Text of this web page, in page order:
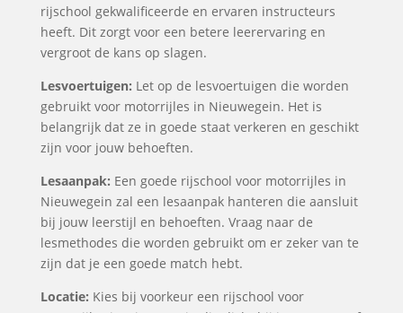
rijschool gekwalificeerde en ervaren instructeurs
heeft. Dit zorgt voor een betere leerervaring en
vergroot de kans op slagen.
Lesvoertuigen: Let op de lesvoertuigen die worden
gebruikt voor motorrijles in Nieuwegein. Het is
belangrijk dat ze in goede staat verkeren en geschikt
zijn voor jouw behoeften.
Lesaanpak: Een goede rijschool voor motorrijles in
Nieuwegein zal een lesaanpak hanteren die aansluit
bij jouw leerstijl en behoeften. Vraag naar de
lesmethodes die worden gebruikt om er zeker van te
zijn dat je een goede match hebt.
Locatie: Kies bij voorkeur een rijschool voor